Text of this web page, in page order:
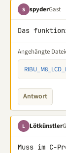
S spyderGast
Das
Angehängte
Antwort
L Lötkünstler
Muss im C-